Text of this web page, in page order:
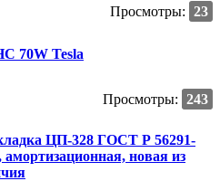
Просмотры: 23
70W Tesla
Просмотры: 243
ЦП-328 ГОСТ Р 56291-
амортизационная, новая из